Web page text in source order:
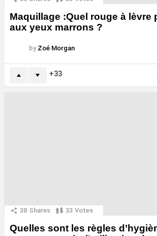
Maquillage :Quel rouge à lèvre
aux yeux marrons ?
by Zoé Morgan
33
38 Shares 33 Votes
Quelles sont les règles